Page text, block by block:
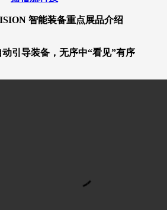
智能装备重点展品介绍
引导装备，无序中“看见”有序